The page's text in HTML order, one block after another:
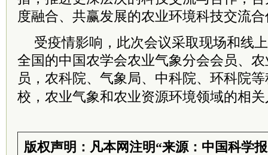
度融合、共赢发展的农业环境科技交流
受疫情影响，此次会议采取现场和线
全国的中国农学会农业气象分会会员、
员，农科院、气象局、 中科院、环科院
校，农业气象和农业资源环境领域的相
版权声明：凡本网注明“来源：中国科学